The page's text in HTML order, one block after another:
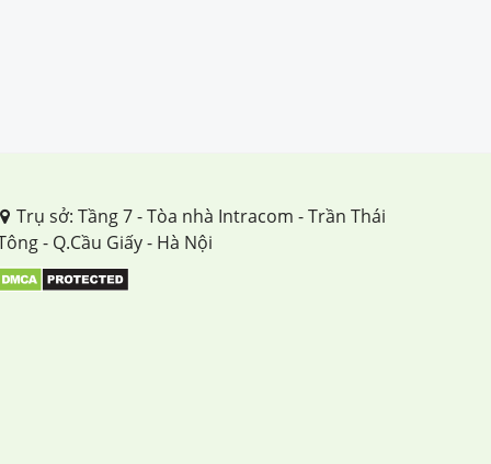
Trụ sở: Tầng 7 - Tòa nhà Intracom - Trần Thái
- Q.Cầu Giấy - Hà Nội